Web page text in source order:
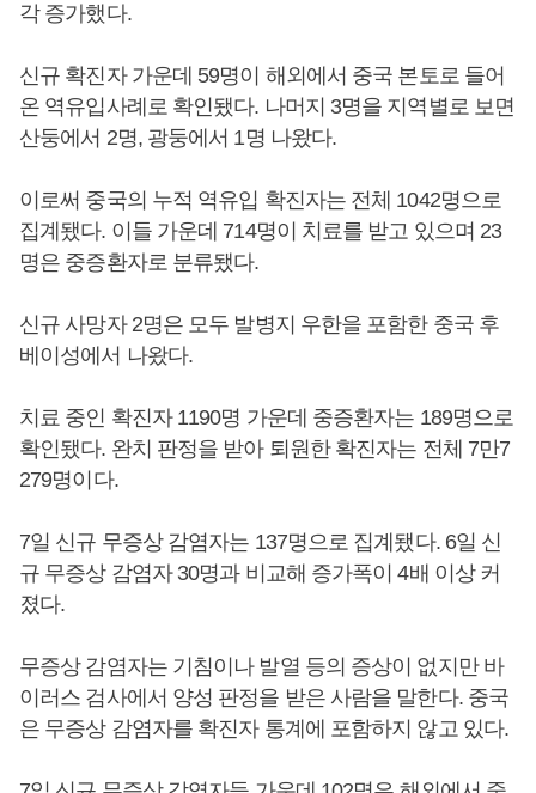
각 증가했다.
신규 확진자 가운데 59명이 해외에서 중국 본토로 들어
온 역유입사례로 확인됐다. 나머지 3명을 지역별로 보면
산둥에서 2명, 광둥에서 1명 나왔다.
이로써 중국의 누적 역유입 확진자는 전체 1042명으로
집계됐다. 이들 가운데 714명이 치료를 받고 있으며 23
명은 중증환자로 분류됐다.
신규 사망자 2명은 모두 발병지 우한을 포함한 중국 후
베이성에서 나왔다.
치료 중인 확진자 1190명 가운데 중증환자는 189명으로
확인됐다. 완치 판정을 받아 퇴원한 확진자는 전체 7만7
279명이다.
7일 신규 무증상 감염자는 137명으로 집계됐다. 6일 신
규 무증상 감염자 30명과 비교해 증가폭이 4배 이상 커
졌다.
무증상 감염자는 기침이나 발열 등의 증상이 없지만 바
이러스 검사에서 양성 판정을 받은 사람을 말한다. 중국
은 무증상 감염자를 확진자 통계에 포함하지 않고 있다.